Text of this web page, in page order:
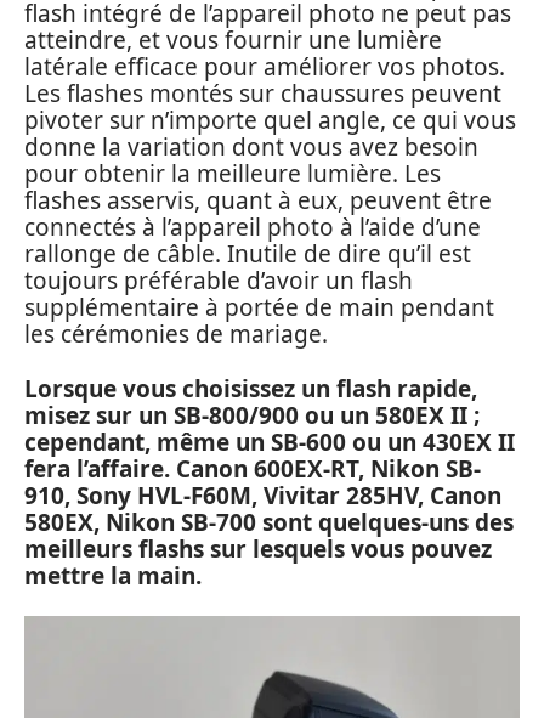
flash intégré de l’appareil photo ne peut pas
atteindre, et vous fournir une lumière
latérale efficace pour améliorer vos photos.
Les flashes montés sur chaussures peuvent
pivoter sur n’importe quel angle, ce qui vous
donne la variation dont vous avez besoin
pour obtenir la meilleure lumière. Les
flashes asservis, quant à eux, peuvent être
connectés à l’appareil photo à l’aide d’une
rallonge de câble. Inutile de dire qu’il est
toujours préférable d’avoir un flash
supplémentaire à portée de main pendant
les cérémonies de mariage.
Lorsque vous choisissez un flash rapide,
misez sur un SB-800/900 ou un 580EX II ;
cependant, même un SB-600 ou un 430EX II
fera l’affaire. Canon 600EX-RT, Nikon SB-
910, Sony HVL-F60M, Vivitar 285HV, Canon
580EX, Nikon SB-700 sont quelques-uns des
meilleurs flashs sur lesquels vous pouvez
mettre la main.